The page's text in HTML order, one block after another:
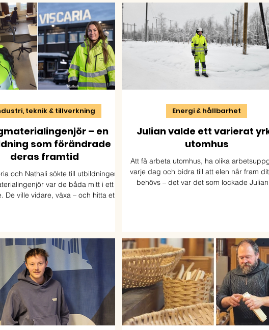
– en
som förändrade
deras framtid
och Nathali sökte till utbildningen
var de båda mitt i ett
De ville vidare, växa – och hitta ett
båda inom branschen.
teknik & tillverkning
Julian valde ett varierat
utomhus
Att få arbeta utomhus, ha olika
varje dag och bidra till att elen når fram dit
behövs – det var det som lockade
Energi & hållbarhet